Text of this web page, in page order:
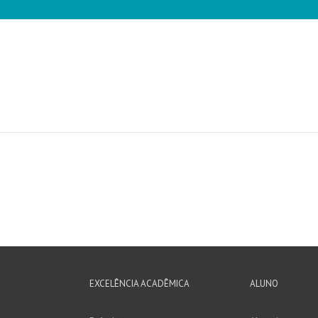
EXCELÊNCIA ACADÊMICA ALUNO